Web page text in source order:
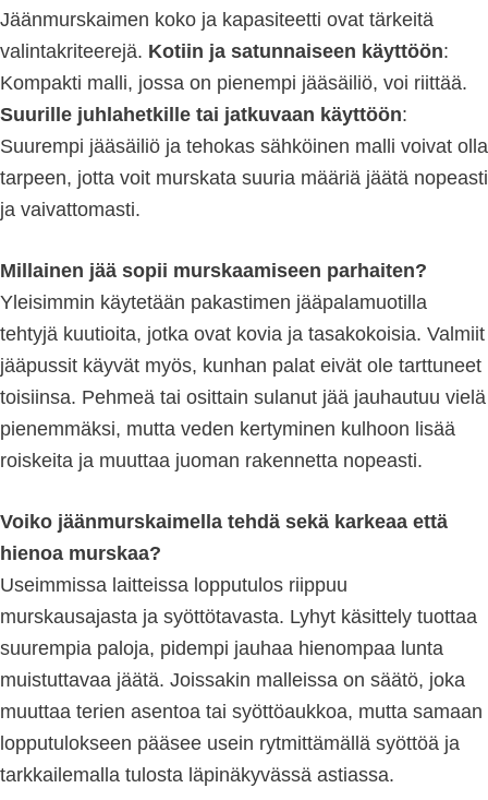
Jäänmurskaimen koko ja kapasiteetti ovat tärkeitä
valintakriteerejä. Kotiin ja satunnaiseen käyttöön:
Kompakti malli, jossa on pienempi jääsäiliö, voi riittää.
Suurille juhlahetkille tai jatkuvaan käyttöön:
Suurempi jääsäiliö ja tehokas sähköinen malli voivat olla
tarpeen, jotta voit murskata suuria määriä jäätä nopeasti
ja vaivattomasti.
Millainen jää sopii murskaamiseen parhaiten?
Yleisimmin käytetään pakastimen jääpalamuotilla
tehtyjä kuutioita, jotka ovat kovia ja tasakokoisia. Valmiit
jääpussit käyvät myös, kunhan palat eivät ole tarttuneet
toisiinsa. Pehmeä tai osittain sulanut jää jauhautuu vielä
pienemmäksi, mutta veden kertyminen kulhoon lisää
roiskeita ja muuttaa juoman rakennetta nopeasti.
Voiko jäänmurskaimella tehdä sekä karkeaa että
hienoa murskaa?
Useimmissa laitteissa lopputulos riippuu
murskausajasta ja syöttötavasta. Lyhyt käsittely tuottaa
suurempia paloja, pidempi jauhaa hienompaa lunta
muistuttavaa jäätä. Joissakin malleissa on säätö, joka
muuttaa terien asentoa tai syöttöaukkoa, mutta samaan
lopputulokseen pääsee usein rytmittämällä syöttöä ja
tarkkailemalla tulosta läpinäkyvässä astiassa.